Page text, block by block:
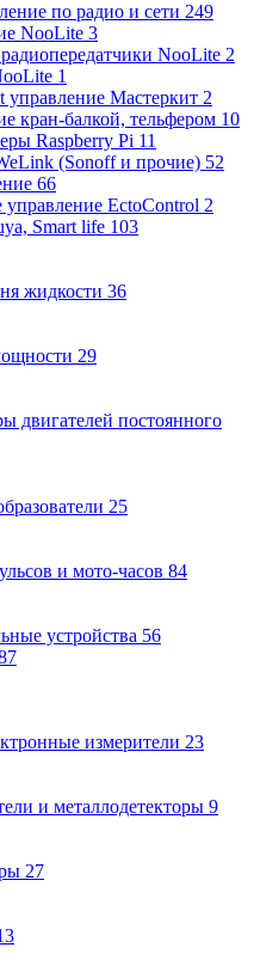
по радио и сети 249
NooLite 3
NooLite 2
1
управление Мастеркит 2
кран-балкой, тельфером 10
Raspberry Pi 11
(Sonoff и прочие) 52
66
EctoControl 2
Smart life 103
жидкости 36
29
двигателей постоянного
25
и мото-часов 84
устройства 56
измерители 23
и металлодетекторы 9
27